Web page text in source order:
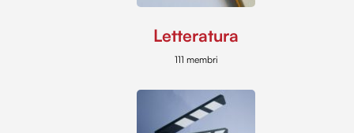
Letteratura
111 membri